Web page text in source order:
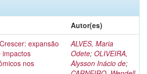
Autor(es)
expansão
impactos
nos
ALVES, Maria
Odete; OLIVEIRA,
Alysson Inácio de;